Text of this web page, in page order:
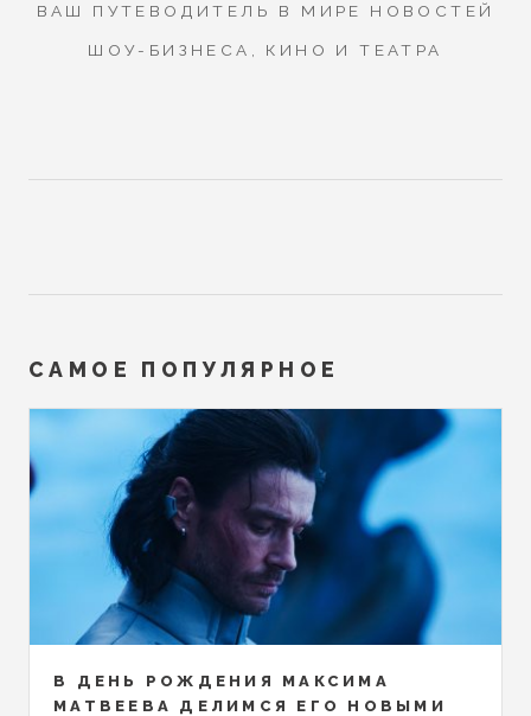
ВАШ ПУТЕВОДИТЕЛЬ В МИРЕ НОВОСТЕЙ
ШОУ-БИЗНЕСА, КИНО И ТЕАТРА
САМОЕ ПОПУЛЯРНОЕ
В ДЕНЬ РОЖДЕНИЯ МАКСИМА
МАТВЕЕВА ДЕЛИМСЯ ЕГО НОВЫМИ